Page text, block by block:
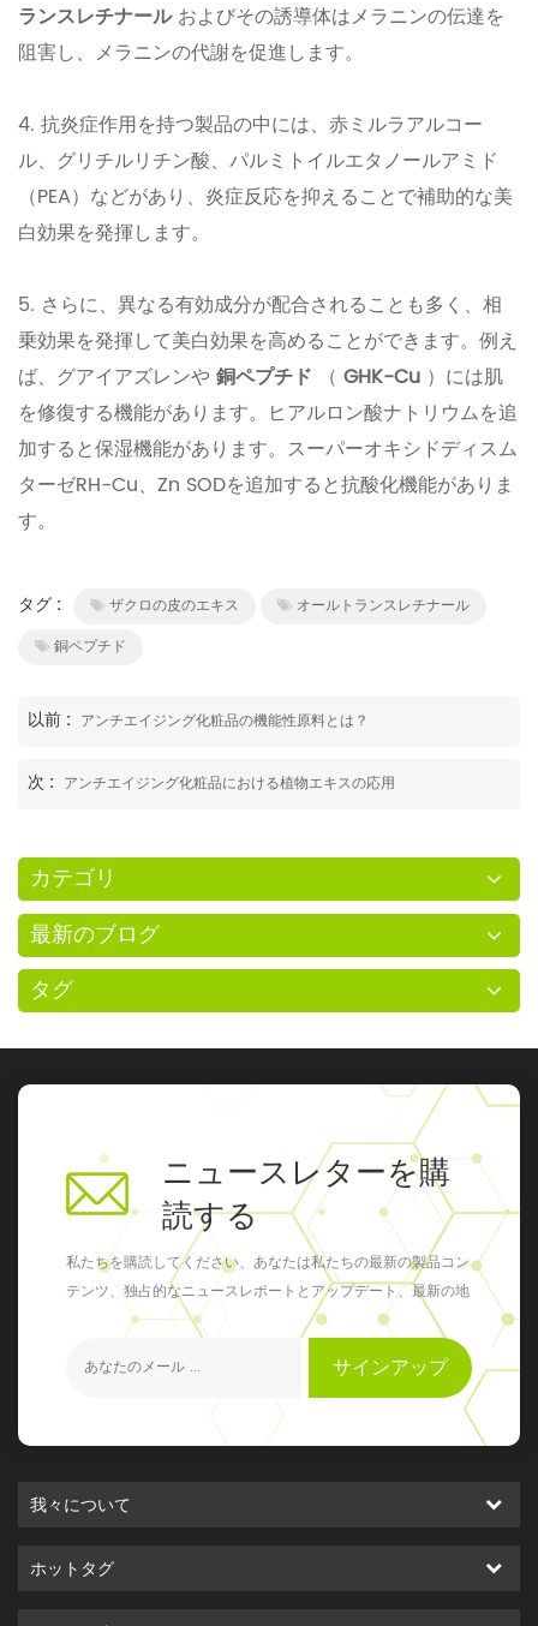
ランスレチナールおよびその誘導体はメラニンの伝達を
阻害し、メラニンの代謝を促進します。
4. 抗炎症作用を持つ製品の中には、赤ミルラアルコー
ル、グリチルリチン酸、パルミトイルエタノールアミド
（PEA）などがあり、炎症反応を抑えることで補助的な美
白効果を発揮します。
5. さらに、異なる有効成分が配合されることも多く、相
乗効果を発揮して美白効果を高めることができます。例え
ば、グアイアズレンや銅ペプチド （ GHK-Cu ）には肌
を修復する機能があります。ヒアルロン酸ナトリウムを追
加すると保湿機能があります。スーパーオキシドディスム
ターゼRH-Cu、Zn SODを追加すると抗酸化機能がありま
す。
タグ : ザクロの皮のエキス
オールトランスレチナール
銅ペプチド
以前 : アンチエイジング化粧品の機能性原料とは？
次 : アンチエイジング化粧品における植物エキスの応用
カテゴリ
最新のブログ
タグ
ニュースレターを購
読する
私たちを購読してください、あなたは私たちの最新の製品コン
テンツ、独占的なニュースレポートとアップデート、最新の地
元のイベントを得ることができます
サインアップ
我々について
ホットタグ